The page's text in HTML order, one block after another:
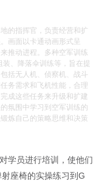
的指挥官，负责经营和扩
画面以卡通动画形式呈
推动进程。多种空军训练
装、降落伞训练等，旨在提
括无人机、侦察机、战斗
务需求和飞机性能，合理
成这些任务来升级和扩建
氛围中学习到空军训练的
炼自己的策略思维和决策
学员进行培训，使他们
座椅的实操练习到G